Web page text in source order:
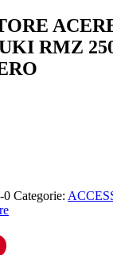
RMZ
0 Categorie: